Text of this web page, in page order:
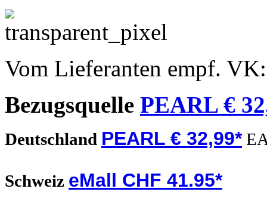
Vom Lieferanten empf.
Bezugsquelle PEARL €
Deutschland PEARL € 32,99*
Schweiz eMall CHF 41.95*